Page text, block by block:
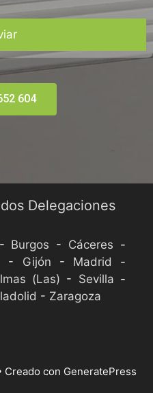
604
Delegaciones
Burgos - Cáceres -
- Gijón - Madrid -
(Las) - Sevilla -
- Zaragoza
Creado con GeneratePress